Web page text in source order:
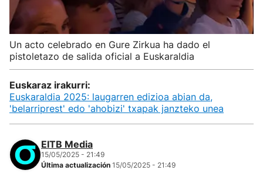
Un acto celebrado en Gure Zirkua ha dado el
pistoletazo de salida oficial a Euskaraldia
Euskaraz irakurri:
Euskaraldia 2025: laugarren edizioa abian da,
'belarriprest' edo 'ahobizi' txapak janzteko unea
EITB Media
15/05/2025 - 21:49
Última actualización 15/05/2025 - 21:49